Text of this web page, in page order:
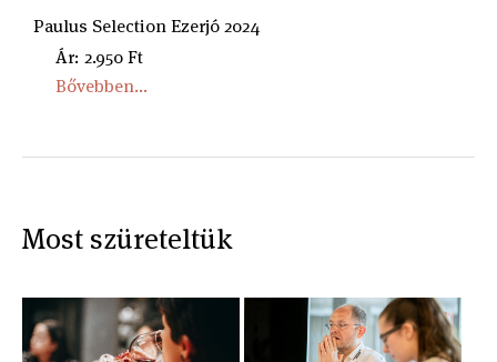
Paulus Selection Ezerjó 2024
Ár: 2.950 Ft
Bővebben...
Most szüreteltük